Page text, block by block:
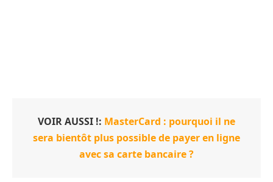
VOIR AUSSI !: MasterCard : pourquoi il ne
sera bientôt plus possible de payer en ligne
avec sa carte bancaire ?